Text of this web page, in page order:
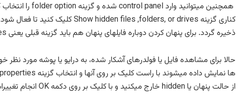
ذخیره گردد. برای پنهان کردن دوباره فایلهای پنهان هم باید گزینه قبلی یعنی Don’t show hidden files, folders or drives را انتخاب کنید.
حالا برای مشاهده فایل یا فولدرهای آشکار شده، به درایو یا پوشه مورد نظر
از حالت پنهان یا hidden خارج میکنید و با کلیک بر روی دکمه OK انجام تغییرات را تایید کنید.